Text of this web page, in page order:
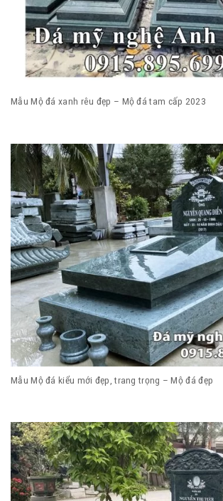
Mẫu Mộ đá xanh rêu đẹp – Mộ đá tam cấp 2023
Mẫu Mộ đá kiểu mới đẹp, trang trọng – Mộ đá đẹp